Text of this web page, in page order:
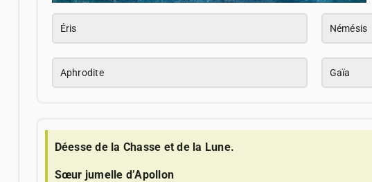
Éris Némésis
Aphrodite Gaïa
Déesse de la Chasse et de la Lune.
Sœur jumelle d’Apollon